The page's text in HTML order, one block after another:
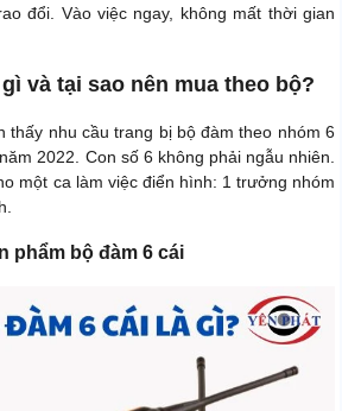
đổi. Vào việc ngay, không mất thời gian
và tại sao nên mua theo bộ?
thấy nhu cầu trang bị bộ đàm theo nhóm 6
2022. Con số 6 không phải ngẫu nhiên.
một ca làm việc điển hình: 1 trưởng nhóm
phẩm bộ đàm 6 cái